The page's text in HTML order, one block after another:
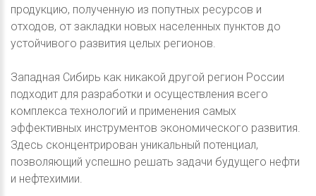
продукцию, полученную из попутных ресурсов и
отходов, от закладки новых населенных пунктов до
устойчивого развития целых регионов.
Западная Сибирь как никакой другой регион России
подходит для разработки и осуществления всего
комплекса технологий и применения самых
эффективных инструментов экономического развития.
Здесь сконцентрирован уникальный потенциал,
позволяющий успешно решать задачи будущего нефти
и нефтехимии.